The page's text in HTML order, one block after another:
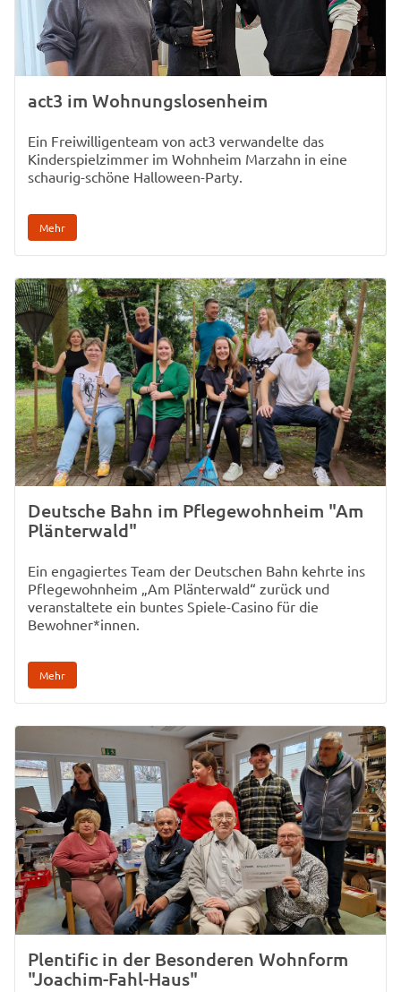
act3 im Wohnungslosenheim
Ein Freiwilligenteam von act3 verwandelte das
Kinderspielzimmer im Wohnheim Marzahn in eine
schaurig-schöne Halloween-Party.
Mehr
Deutsche Bahn im Pflegewohnheim "Am
Plänterwald"
Ein engagiertes Team der Deutschen Bahn kehrte ins
Pflegewohnheim „Am Plänterwald“ zurück und
veranstaltete ein buntes Spiele-Casino für die
Bewohner*innen.
Mehr
Plentific in der Besonderen Wohnform
"Joachim-Fahl-Haus"